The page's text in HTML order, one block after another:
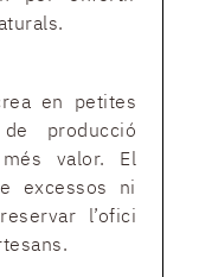
en petites
producció
valor. El
excessos ni
l’ofici